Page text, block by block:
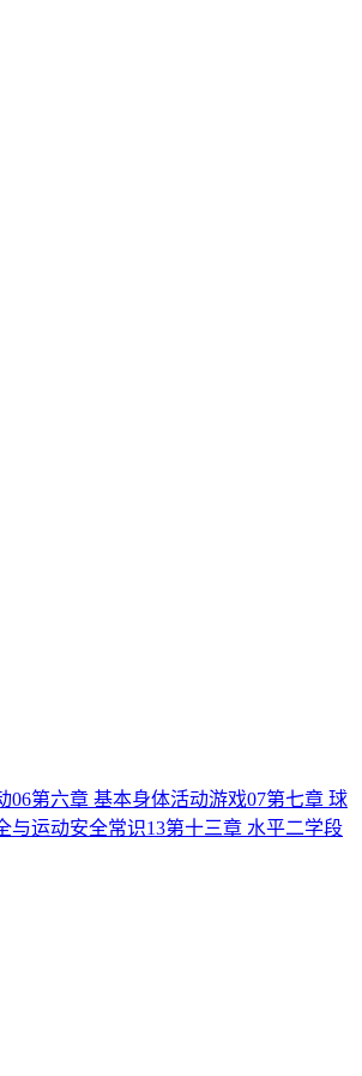
06第六章 基本身体活动游戏07第七章 球
与运动安全常识13第十三章 水平二学段